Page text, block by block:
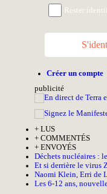
Rester
Créer un compte
publicité
+ LUS
+ COMMENTÉS
+ ENVOYÉS
Déchets nucléaires :
Et si derrière le virus
Naomi Klein, Erri de
Les 6-12 ans,